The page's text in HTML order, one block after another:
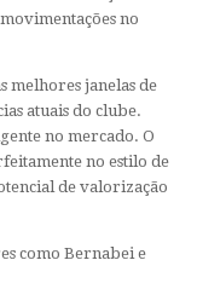
no
melhores janelas de
atuais do clube.
no mercado. O
no estilo de
de valorização
como Bernabei e